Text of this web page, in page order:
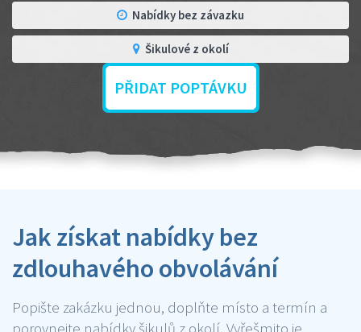
Nabídky bez závazku
Šikulové z okolí
PŘIDAT POPTÁVKU
Jak získat nabídky bez
zdlouhavého obvolávání
Popište zakázku jednou, doplňte místo a termín a
porovnejte nabídky šikulů z okolí. Vyřešmito je